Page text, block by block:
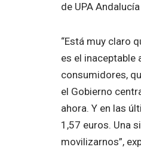
de UPA
“Está muy claro
es el
consumidores,
el Gobierno
ahora. Y en las
1,57 euros. Una
movilizarnos”,